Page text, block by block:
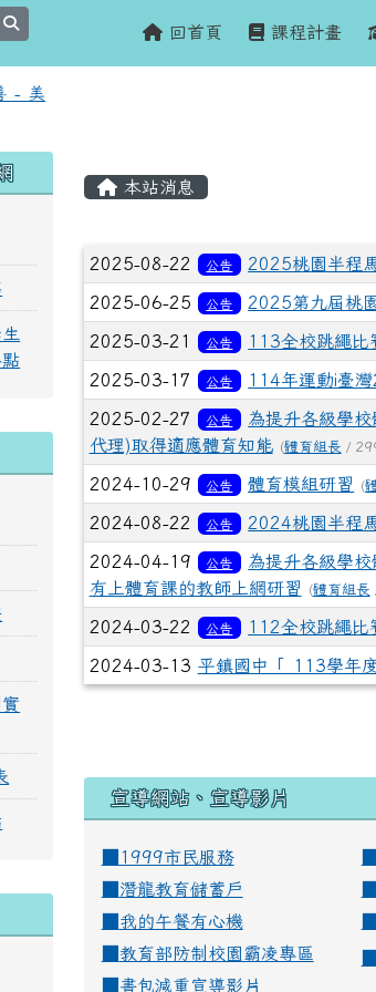
回首頁 課程計畫
本站消息
文章列表
2025-08-22 公告 2025桃園半程
2025-06-25 公告 2025第九屆桃
2025-03-21 公告 113全校跳繩比
2025-03-17 公告 114年運動i臺
2025-02-27 公告
為提升各級學
代理)取得適應體育知能 (體育組長 /
2024-10-29 公告 體育模組研習 (
2024-08-22 公告 2024桃園半程
2024-04-19 公告
為提升各級學
有上體育課的教師上網研習
(體育組長
2024-03-22 公告 112全校跳繩比
2024-03-13 平鎮國中「 113學年
宣導網站、宣導影片
■1999市民服務
潛龍教育儲蓄戶
我的午餐有心機
教育部防制校園霸凌專區
書包減重宣導影片